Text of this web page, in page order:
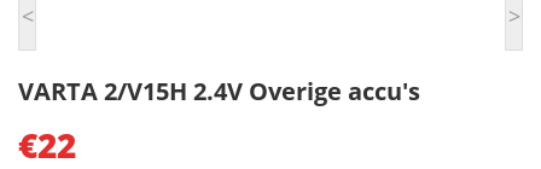
< >
VARTA 2/V15H 2.4V Overige accu's
€22